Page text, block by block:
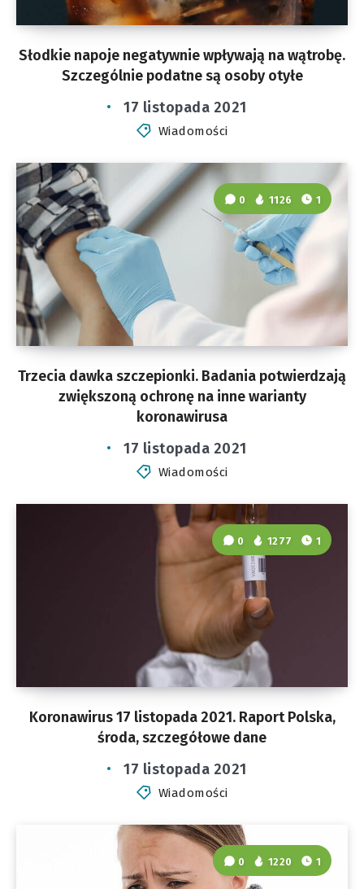
Słodkie napoje negatywnie wpływają na wątrobę.
Szczególnie podatne są osoby otyłe
17 listopada 2021
Wiadomości
Trzecia dawka szczepionki. Badania potwierdzają
zwiększoną ochronę na inne warianty
koronawirusa
0 1126 1
17 listopada 2021
Wiadomości
Koronawirus 17 listopada 2021. Raport Polska,
środa, szczegółowe dane
0 1277 1
17 listopada 2021
Wiadomości
0 1220 1